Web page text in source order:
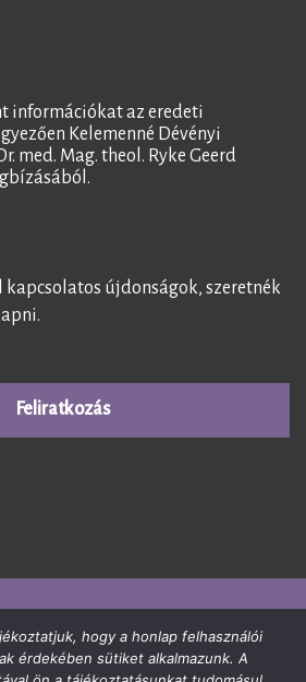
információkat az eredeti
Kelemenné Dévényi
med. Mag. theol. Ryke Geerd
kapcsolatos újdonságok, szeretnék
Feliratkozás
. All Rights Reserved.
| +36-20-915-4715 |
hogy a honlap felhasználói
érdekében sütiket alkalmazunk. A